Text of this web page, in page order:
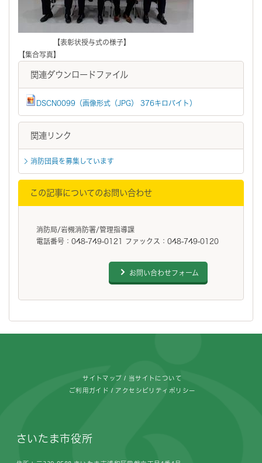
【表彰状授与式の様子】
【集合写真】
関連ダウンロードファイル
DSCN0099（画像形式（JPG） 376キロバイト）
関連リンク
消防団員を募集しています
この記事についてのお問い合わせ
消防局/岩槻消防署/管理指導課
電話番号：048-749-0121 ファックス：048-749-0120
お問い合わせフォーム
サイトマップ 当サイトについて
ご利用ガイド アクセシビリティポリシー
さいたま市役所